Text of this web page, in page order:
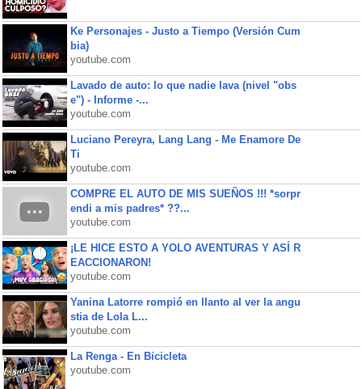
Ke Personajes - Justo a Tiempo (Versión Cum
bia)
youtube.com
Lavado de auto: lo que nadie lava (nivel "obs
e") - Informe -...
youtube.com
Luciano Pereyra, Lang Lang - Me Enamore De
Ti
youtube.com
COMPRE EL AUTO DE MIS SUEÑOS !!! *sorpr
endi a mis padres* ??...
youtube.com
¡LE HICE ESTO A YOLO AVENTURAS Y ASÍ R
EACCIONARON!
youtube.com
Yanina Latorre rompió en llanto al ver la angu
stia de Lola L...
youtube.com
La Renga - En Bicicleta
youtube.com